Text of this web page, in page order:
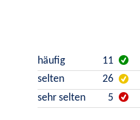
häufig 11
selten
26
sehr selten
5